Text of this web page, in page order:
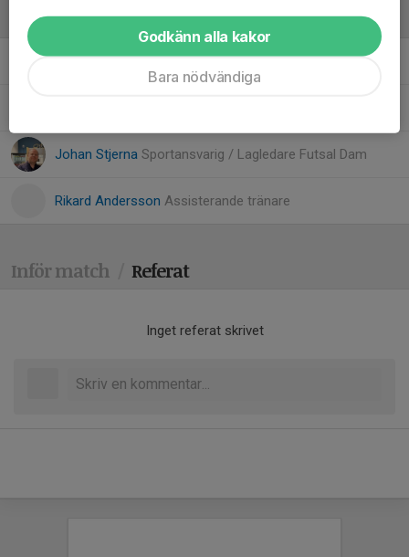
Ledare
Filip NyströmTränare Futsal Dam
Johan Stjerna Sportansvarig / Lagledare Futsal Dam
Rikard Andersson Assisterande tränare
Inför match Referat
Inget referat skrivet
Godkänn alla kakor
Bara nödvändiga